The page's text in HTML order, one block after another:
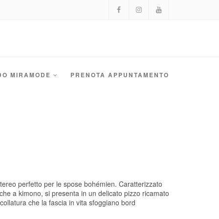
MIRAMODE PRENOTA APPUNTAMENTO
perfetto per le spose bohémien. Caratterizzato
a kimono, si presenta in un delicato pizzo ricamato
che la fascia in vita sfoggiano bord